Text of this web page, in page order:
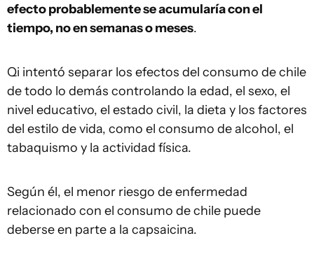
efecto probablemente se acumularía con el
tiempo, no en semanas o meses.
Qi intentó separar los efectos del consumo de chile
de todo lo demás controlando la edad, el sexo, el
nivel educativo, el estado civil, la dieta y los factores
del estilo de vida, como el consumo de alcohol, el
tabaquismo y la actividad física.
Según él, el menor riesgo de enfermedad
relacionado con el consumo de chile puede
deberse en parte a la capsaicina.